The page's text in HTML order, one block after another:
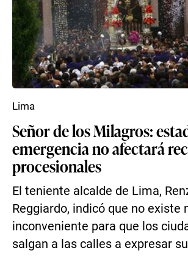
Señor de los Milagros:
emergencia no afectará
procesionales
El teniente alcalde de Lima,
Reggiardo, indicó que no existe
inconveniente para que los
salgan a las calles a expresar
Lima